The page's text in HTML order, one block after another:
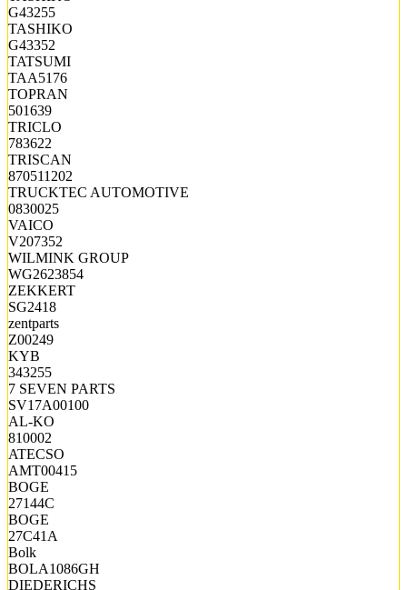
G43255
TASHIKO
G43352
TATSUMI
TAA5176
TOPRAN
501639
TRICLO
783622
TRISCAN
870511202
TRUCKTEC AUTOMOTIVE
0830025
VAICO
V207352
WILMINK GROUP
WG2623854
ZEKKERT
SG2418
zentparts
Z00249
KYB
343255
7 SEVEN PARTS
SV17A00100
AL-KO
810002
ATECSO
AMT00415
BOGE
27144C
BOGE
27C41A
Bolk
BOLA1086GH
DIEDERICHS